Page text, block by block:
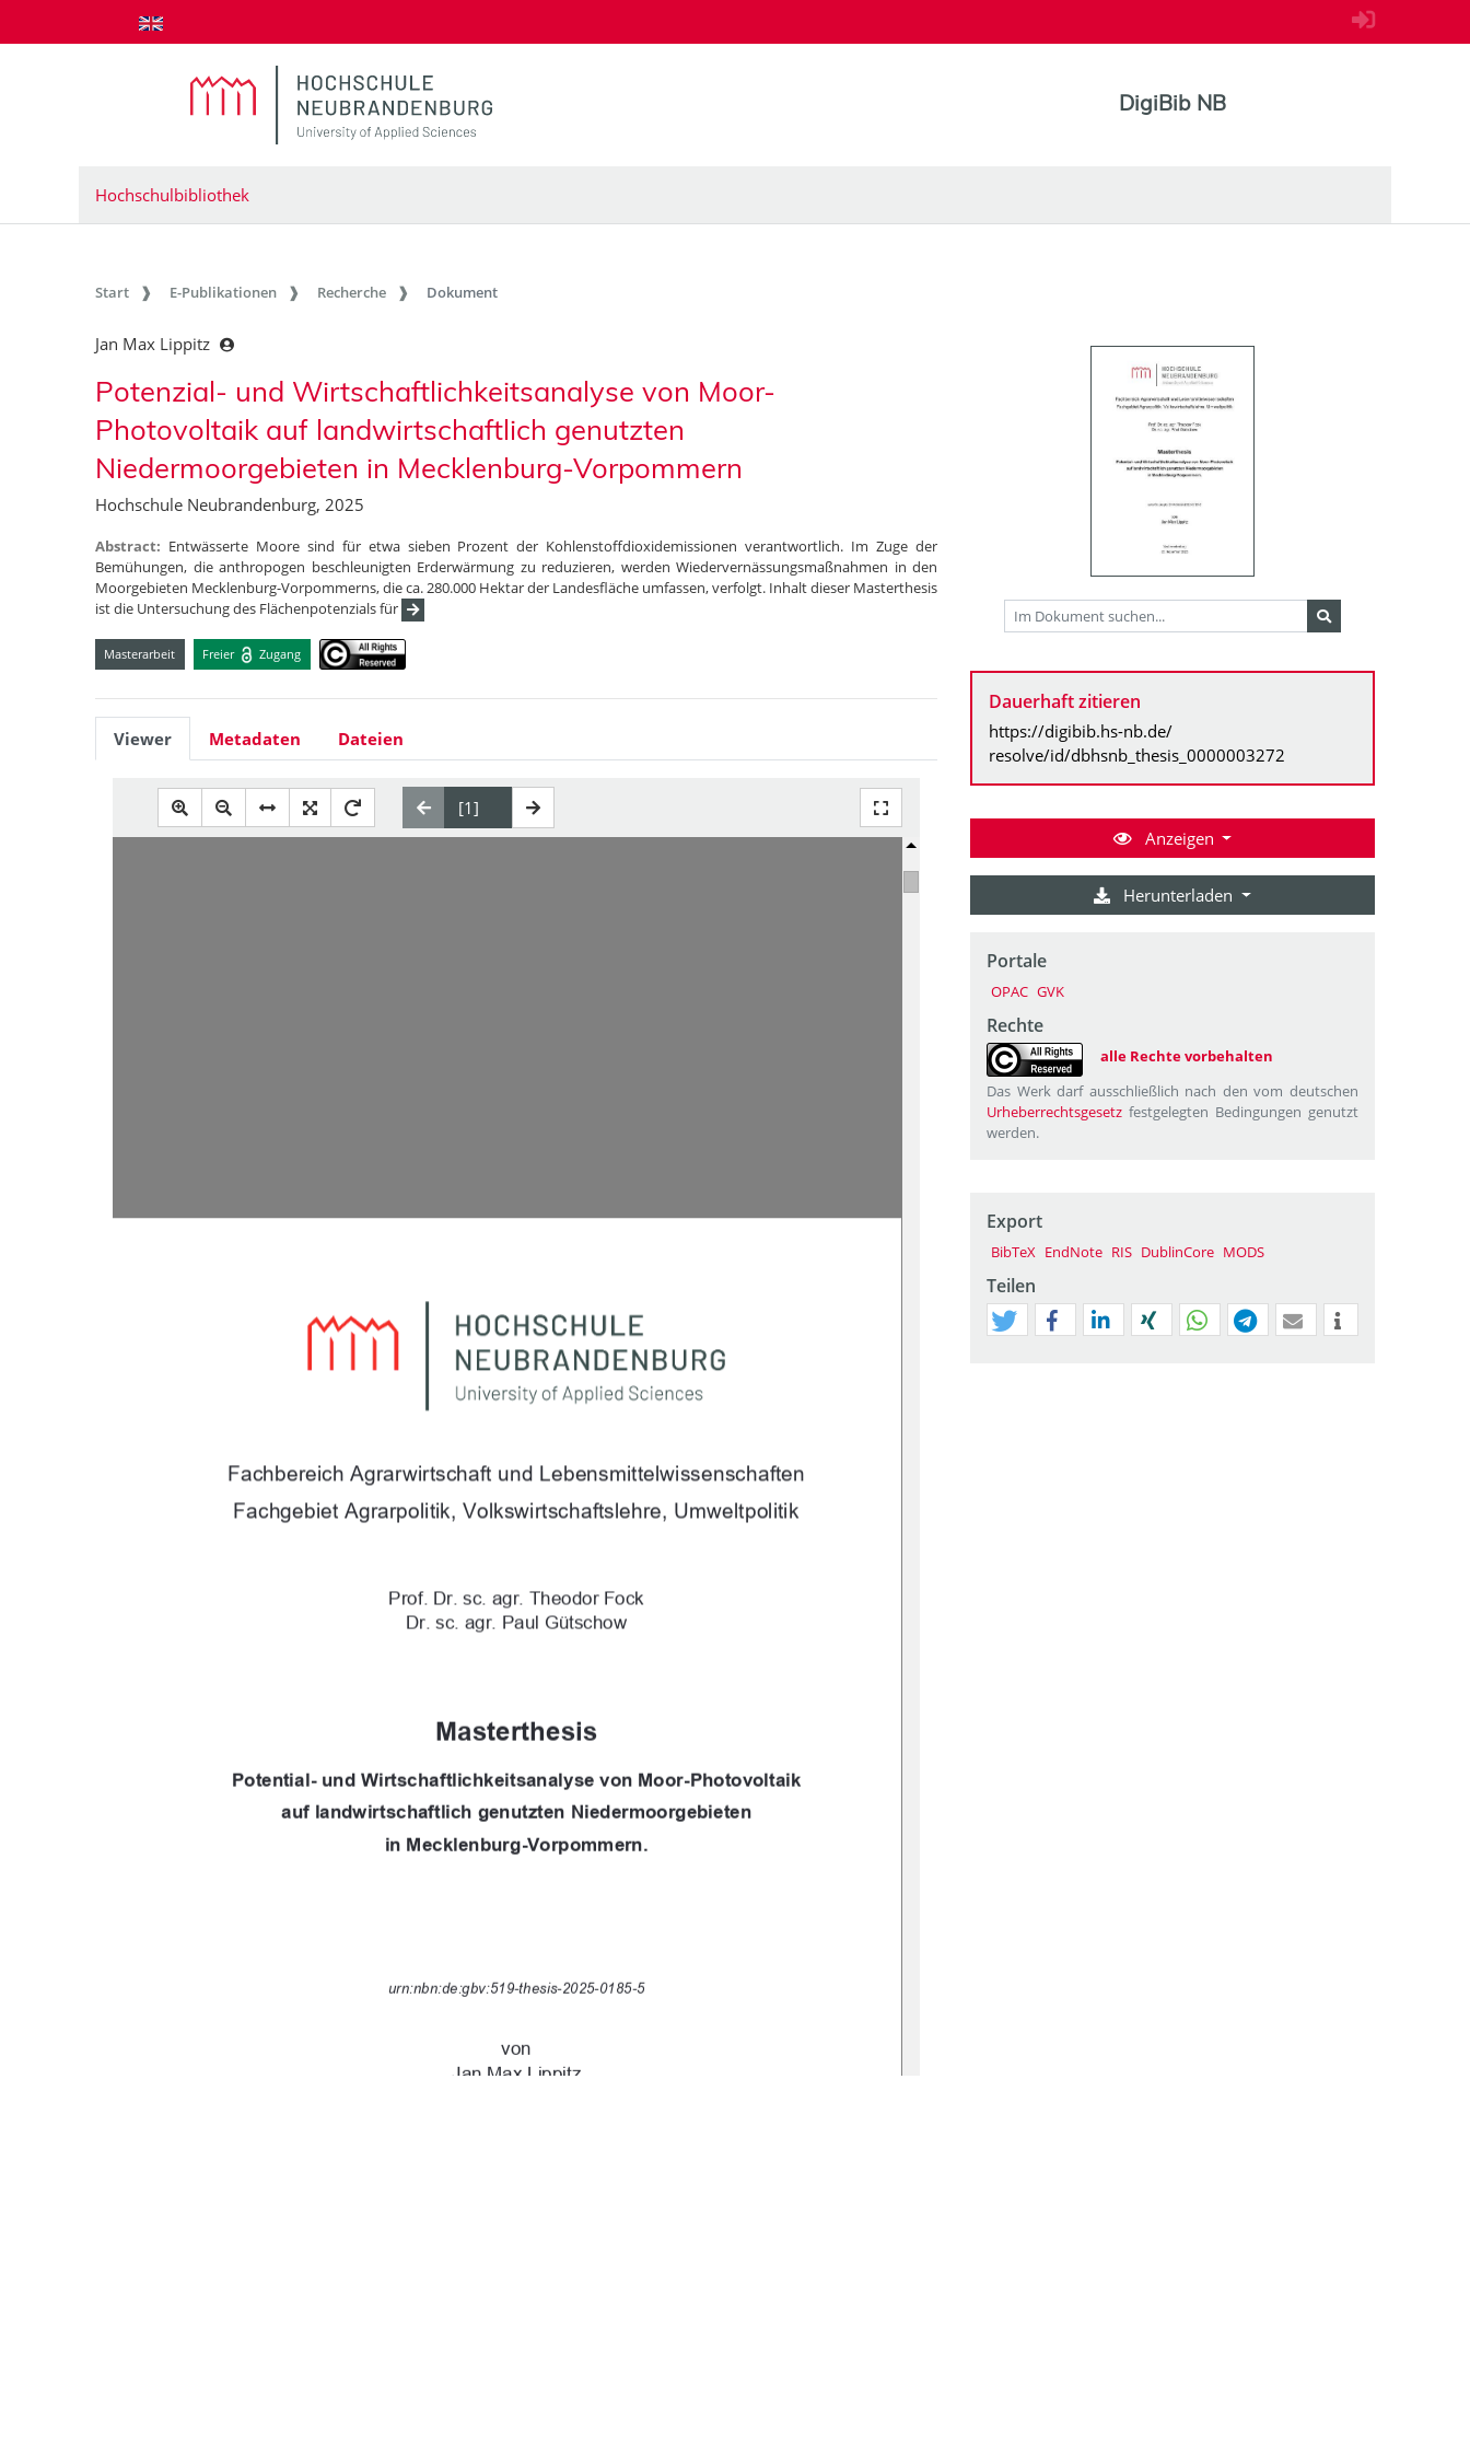
zum Inhalt springen
DigiBib NB
Hochschulbibliothek
Start E-Publikationen Recherche Dokument
Jan Max Lippitz
Potenzial- und Wirtschaftlichkeitsanalyse von Moor-
Photovoltaik auf landwirtschaftlich genutzten
Niedermoorgebieten in Mecklenburg-Vorpommern
Hochschule Neubrandenburg, 2025
Abstract: Entwässerte Moore sind für etwa sieben Prozent der Kohlenstoffdioxidemissionen verantwortlich. Im Zuge der
Bemühungen, die anthropogen beschleunigten Erderwärmung zu reduzieren, werden Wiedervernässungsmaßnahmen in den
Moorgebieten Mecklenburg-Vorpommerns, die ca. 280.000 Hektar der Landesfläche umfassen, verfolgt. Inhalt dieser Masterthesis
ist die Untersuchung des Flächenpotenzials für
Masterarbeit Freier Zugang
Viewer Metadaten Dateien
Fachbereich Agrarwirtschaft und Lebensmittelwissenschaften
Fachgebiet Agrarpolitik, Volkswirtschaftslehre, Umweltpolitik
Prof. Dr. sc. agr. Theodor Fock
Dr. sc. agr. Paul Gütschow
Masterthesis
Potential- und Wirtschaftlichkeitsanalyse von Moor-Photovoltaik
auf landwirtschaftlich genutzten Niedermoorgebieten
in Mecklenburg-Vorpommern.
urn:nbn:de:gbv:519-thesis-2025-0185-5
von
Jan Max Lippitz
Dauerhaft zitieren
https://digibib.hs-nb.de/
resolve/id/dbhsnb_thesis_0000003272
Anzeigen
Herunterladen
Portale
OPAC GVK
Rechte
alle Rechte vorbehalten
Das Werk darf ausschließlich nach den vom deutschen
Urheberrechtsgesetz festgelegten Bedingungen genutzt
werden.
Export
BibTeX EndNote RIS DublinCore MODS
Teilen